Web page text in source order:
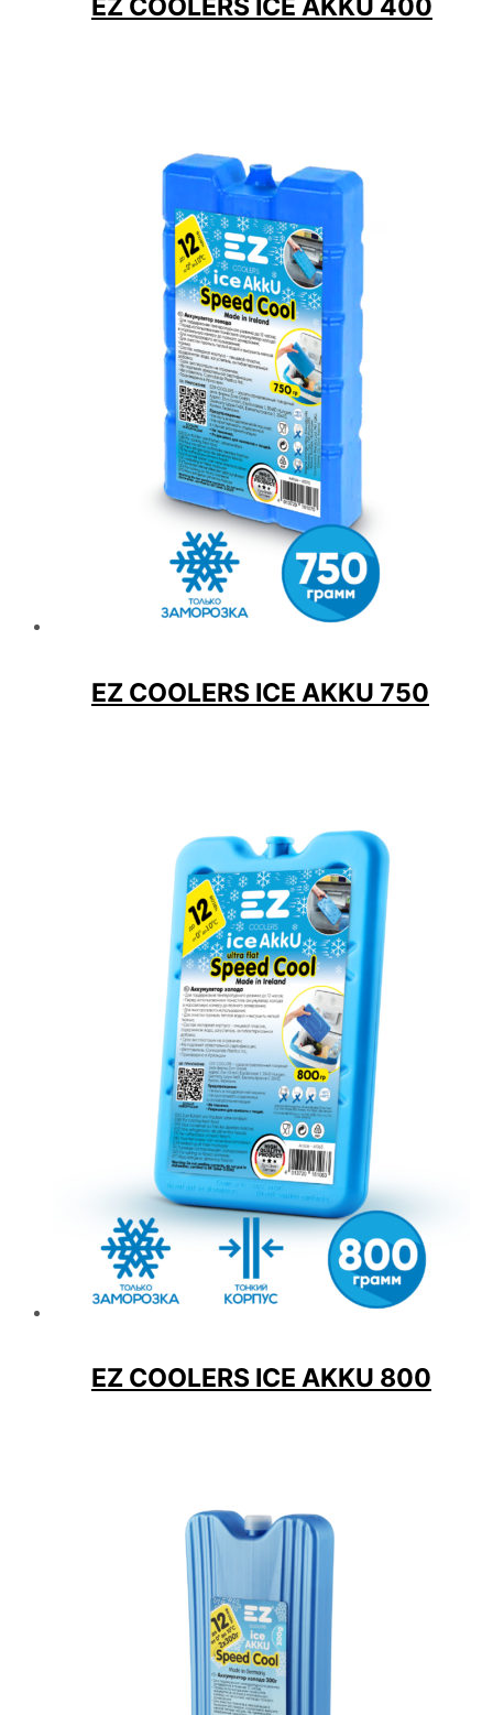
EZ COOLERS ICE AKKU 400
EZ COOLERS ICE AKKU 750
EZ COOLERS ICE AKKU 800